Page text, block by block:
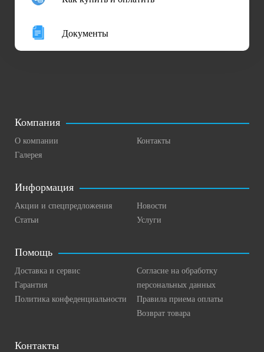
Документы
Компания
О компании
Галерея
Контакты
Информация
Акции и спецпредложения
Статьи
Новости
Услуги
Помощь
Доставка и сервис
Гарантия
Политика конфеденциальности
Согласие на обработку
персональных данных
Правила приема оплаты
Возврат товара
Контакты